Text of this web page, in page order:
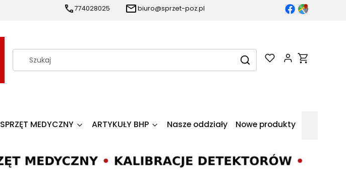
774028025 biuro@sprzet-poz.pl
WyczyśćSzukaj
Produkty w
SPRZĘT MEDYCZNY ARTYKUŁY BHP Nasze oddziały Nowe produkty